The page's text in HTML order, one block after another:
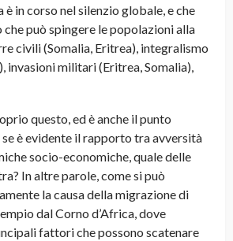
in corso nel silenzio globale, e che
può spingere le popolazioni alla
civili (Somalia, Eritrea), integralismo
invasioni militari (Eritrea, Somalia),
questo, ed è anche ilpunto
se è evidente il rapporto tra avversità
socio-economiche, quale delle
In altre parole, come si può
la causa della migrazione di
dal Corno d’Africa, dove
fattori che possono scatenare